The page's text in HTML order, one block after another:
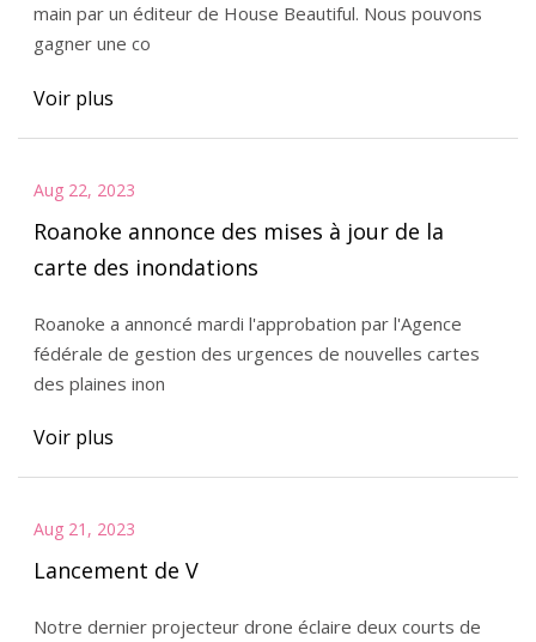
main par un éditeur de House Beautiful. Nous pouvons
gagner une co
Voir plus
Aug 22, 2023
Roanoke annonce des mises à jour de la
carte des inondations
Roanoke a annoncé mardi l'approbation par l'Agence
fédérale de gestion des urgences de nouvelles cartes
des plaines inon
Voir plus
Aug 21, 2023
Lancement de V
Notre dernier projecteur drone éclaire deux courts de